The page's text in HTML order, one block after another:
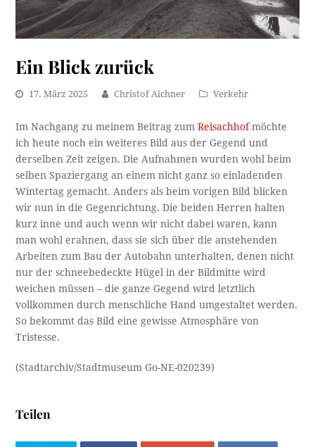
Ein Blick zurück
17. März 2025 Christof Aichner Verkehr
Im Nachgang zu meinem Beitrag zumReisachhofmöchte
ich heute noch ein weiteres Bild aus der Gegend und
derselben Zeit zeigen. Die Aufnahmen wurden wohl beim
selben Spaziergang an einem nicht ganz so einladenden
Wintertag gemacht. Anders als beim vorigen Bild blicken
wir nun in die Gegenrichtung. Die beiden Herren halten
kurz inne und auch wenn wir nicht dabei waren, kann
man wohl erahnen, dass sie sich über die anstehenden
Arbeiten zum Bau der Autobahn unterhalten, denen nicht
nur der schneebedeckte Hügel in der Bildmitte wird
weichen müssen – die ganze Gegend wird letztlich
vollkommen durch menschliche Hand umgestaltet werden.
So bekommt das Bild eine gewisse Atmosphäre von
Tristesse.
(Stadtarchiv/Stadtmuseum Go-NE-020239)
Teilen